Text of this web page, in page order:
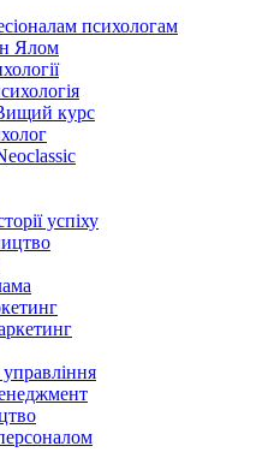
психологам
Ялом
курс
успіху